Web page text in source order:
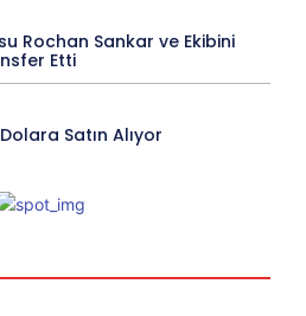
Rochan Sankar ve Ekibini
Etti
Satın Alıyor